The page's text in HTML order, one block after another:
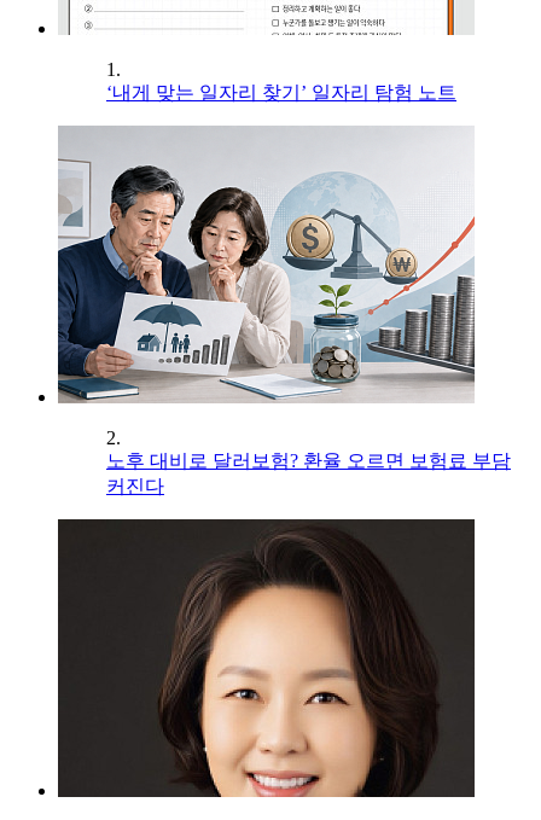
1.
‘내게 맞는 일자리 찾기’ 일자리 탐험 노트
2.
노후 대비로 달러보험? 환율 오르면 보험료 부담
커진다